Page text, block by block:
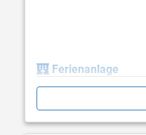
Ferienanlage
Die Mobilhomes
Restaurants, Fast-